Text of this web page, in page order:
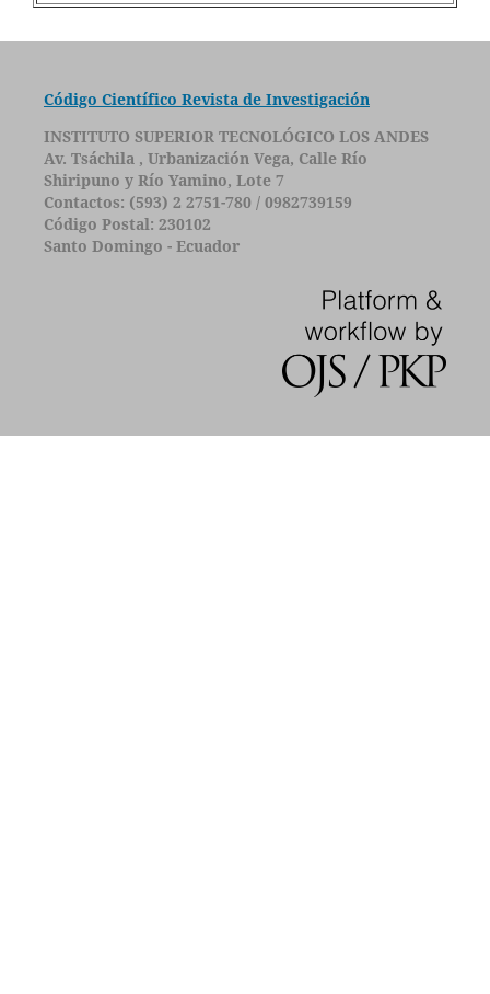
Código Científico Revista de Investigación
INSTITUTO SUPERIOR TECNOLÓGICO LOS ANDES
Av. Tsáchila , Urbanización Vega, Calle Río
Shiripuno y Río Yamino, Lote 7
Contactos: (593) 2 2751-780 / 0982739159
Código Postal: 230102
Santo Domingo - Ecuador